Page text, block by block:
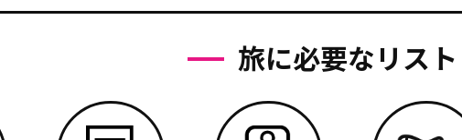
旅に必要なリスト